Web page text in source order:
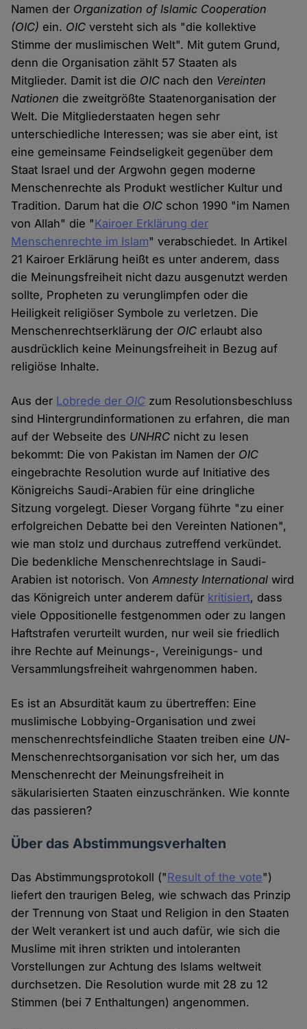
Namen der Organization of Islamic Cooperation
(OIC) ein. OIC versteht sich als "die kollektive
Stimme der muslimischen Welt". Mit gutem Grund,
denn die Organisation zählt 57 Staaten als
Mitglieder. Damit ist die OIC nach den Vereinten
Nationen die zweitgrößte Staatenorganisation der
Welt. Die Mitgliederstaaten hegen sehr
unterschiedliche Interessen; was sie aber eint, ist
eine gemeinsame Feindseligkeit gegenüber dem
Staat Israel und der Argwohn gegen moderne
Menschenrechte als Produkt westlicher Kultur und
Tradition. Darum hat die OIC schon 1990 "im Namen
von Allah" die "Kairoer Erklärung der
Menschenrechte im Islam" verabschiedet. In Artikel
21 Kairoer Erklärung heißt es unter anderem, dass
die Meinungsfreiheit nicht dazu ausgenutzt werden
sollte, Propheten zu verunglimpfen oder die
Heiligkeit religiöser Symbole zu verletzen. Die
Menschenrechtserklärung der OIC erlaubt also
ausdrücklich keine Meinungsfreiheit in Bezug auf
religiöse Inhalte.
Aus der Lobrede der OIC zum Resolutionsbeschluss
sind Hintergrundinformationen zu erfahren, die man
auf der Webseite des UNHRC nicht zu lesen
bekommt: Die von Pakistan im Namen der OIC
eingebrachte Resolution wurde auf Initiative des
Königreichs Saudi-Arabien für eine dringliche
Sitzung vorgelegt. Dieser Vorgang führte "zu einer
erfolgreichen Debatte bei den Vereinten Nationen",
wie man stolz und durchaus zutreffend verkündet.
Die bedenkliche Menschenrechtslage in Saudi-
Arabien ist notorisch. VonAmnesty International wird
das Königreich unter anderem dafür kritisiert, dass
viele Oppositionelle festgenommen oder zu langen
Haftstrafen verurteilt wurden, nur weil sie friedlich
ihre Rechte auf Meinungs-, Vereinigungs- und
Versammlungsfreiheit wahrgenommen haben.
Es ist an Absurdität kaum zu übertreffen: Eine
muslimische Lobbying-Organisation und zwei
menschenrechtsfeindliche Staaten treiben eine UN-
Menschenrechtsorganisation vor sich her, um das
Menschenrecht der Meinungsfreiheit in
säkularisierten Staaten einzuschränken. Wie konnte
das passieren?
Über das Abstimmungsverhalten
Das Abstimmungsprotokoll ("Result of the vote")
liefert den traurigen Beleg, wie schwach das Prinzip
der Trennung von Staat und Religion in den Staaten
der Welt verankert ist und auch dafür, wie sich die
Muslime mit ihren strikten und intoleranten
Vorstellungen zur Achtung des Islams weltweit
durchsetzen. Die Resolution wurde mit 28 zu 12
Stimmen (bei 7 Enthaltungen) angenommen.